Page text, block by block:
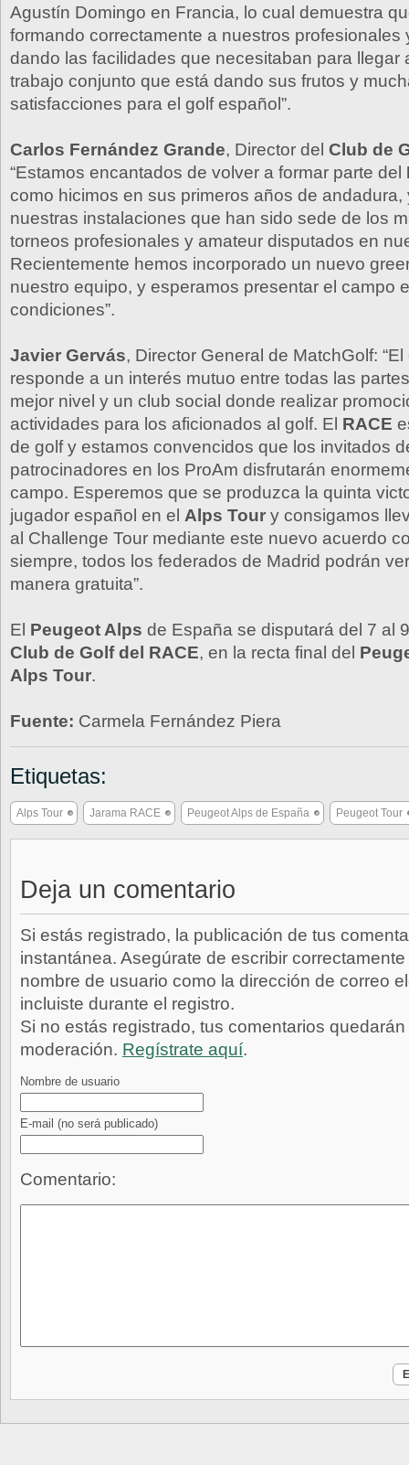
Agustín Domingo en Francia, lo cual demuestra
formando correctamente a nuestros profesionales
dando las facilidades que necesitaban para llegar
trabajo conjunto que está dando sus frutos y
satisfacciones para el golf español”.
Carlos Fernández Grande, Director del Club de
“Estamos encantados de volver a formar parte del
como hicimos en sus primeros años de andadura,
nuestras instalaciones que han sido sede de los
torneos profesionales y amateur disputados en
Recientemente hemos incorporado un nuevo
nuestro equipo, y esperamos presentar el campo
condiciones”.
Javier Gervás, Director General de MatchGolf:
responde a un interés mutuo entre todas las
mejor nivel y un club social donde realizar
actividades para los aficionados al golf. El RACE
de golf y estamos convencidos que los invitados
patrocinadores en los ProAm disfrutarán
campo. Esperemos que se produzca la quinta
jugador español en el Alps Tour y consigamos
al Challenge Tour mediante este nuevo acuerdo
siempre, todos los federados de Madrid podrán
manera gratuita”.
El Peugeot Alps de España se disputará del 7 al
Club de Golf del RACE, en la recta final del
Alps Tour.
Fuente: Carmela Fernández Piera
Etiquetas:
Alps Tour Jarama RACE Peugeot Alps de España Peugeot Tour
Deja un comentario
Si estás registrado, la publicación de tus
instantánea. Asegúrate de escribir
nombre de usuario como la dirección de correo
incluiste durante el registro.
Si no estás registrado, tus comentarios
moderación. Regístrate aquí.
Nombre de usuario
E-mail (no será publicado)
Comentario: